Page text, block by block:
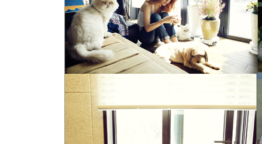
일상을 풍요롭게 만드는 법
3장 함께 살아요 We are the world
인생을 바꾼 3초
도시의 개
시작은 전화 세 통 동물들의 수호천사로 남아주시
알아야 한다
다시 숨을 쉬다
우리는 오늘도 당신을 기다립니다